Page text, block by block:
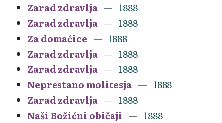
Zarad zdravlja
1888
Zarad zdravlja
1888
Za domaćice
1888
Zarad zdravlja
1888
Zarad zdravlja
1888
Neprestano molitesja
1888
Zarad zdravlja
1888
Naši Božićni običaji
1888